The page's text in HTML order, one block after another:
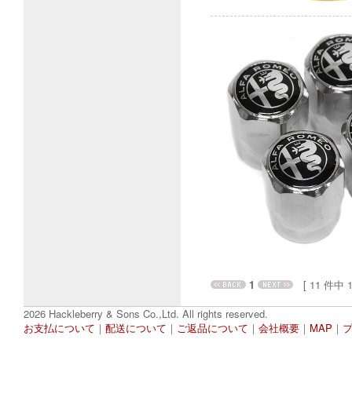
1
[ 11 件中 1
2026 Hackleberry & Sons Co.,Ltd. All rights reserved.
お支払について ｜ 配送について ｜ ご返品について ｜ 会社概要 ｜ MAP ｜